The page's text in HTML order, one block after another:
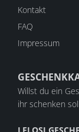
Kontakt
FAQ
Impressum
Willst du ein
ihr schenken